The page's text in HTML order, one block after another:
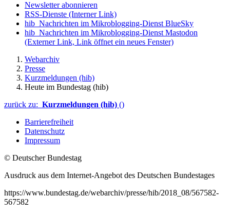
Newsletter abonnieren
RSS-Dienste (Interner Link)
hib_Nachrichten im Mikroblogging-Dienst BlueSky
hib_Nachrichten im Mikroblogging-Dienst Mastodon
(Externer Link, Link öffnet ein neues Fenster)
Webarchiv
Presse
Kurzmeldungen (hib)
Heute im Bundestag (hib)
zurück zu: Kurzmeldungen (hib) ()
Barrierefreiheit
Datenschutz
Impressum
© Deutscher Bundestag
Ausdruck aus dem Internet-Angebot des Deutschen Bundestages
https://www.bundestag.de/webarchiv/presse/hib/2018_08/567582-
567582